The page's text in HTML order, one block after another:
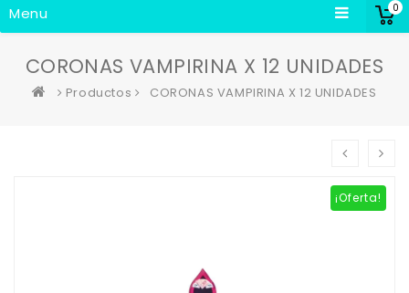
0
Menu
CORONAS VAMPIRINA X 12 UNIDADES
Productos CORONAS VAMPIRINA X 12 UNIDADES
¡Oferta!